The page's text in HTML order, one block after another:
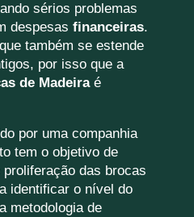
sérios problemas
despesas financeiras.
também se estende
por isso que a
de Madeiraé
por uma companhia
tem o objetivo de
das brocas
identificar o nível do
metodologia de